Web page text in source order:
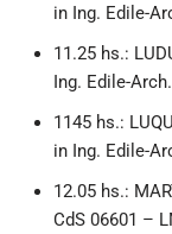
in Ing. Edile-
11.25 hs.:
Ing. Edile-Arch.
1145 hs.:
in Ing. Edile-
12.05 hs.:
CdS 06601 –